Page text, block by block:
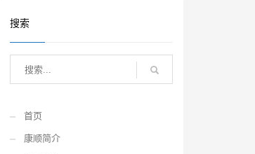
搜索
首页
康顺简介